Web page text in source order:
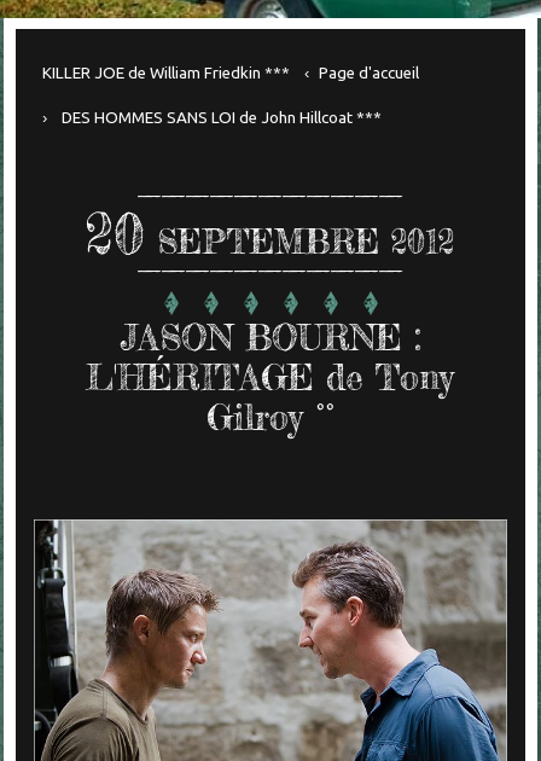
KILLER JOE de William Friedkin *** Page d'accueil
DES HOMMES SANS LOI de John Hillcoat ***
20 SEPTEMBRE 2012
JASON BOURNE :
L'HÉRITAGE de Tony
Gilroy °°